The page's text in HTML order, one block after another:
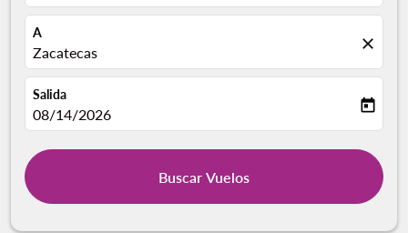
A
Zacatecas close
Salida
fc-booking-departure-date-aria-label
08/14/2026 today
Buscar Vuelos